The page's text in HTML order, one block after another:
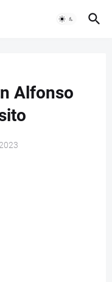
Alfonso